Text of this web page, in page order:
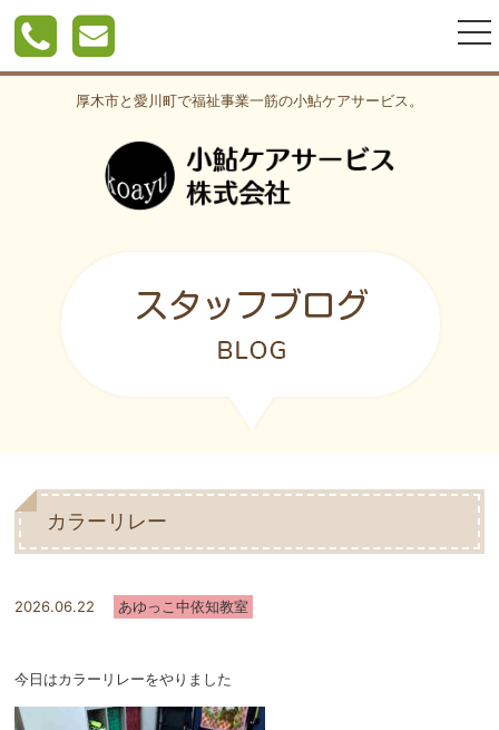
厚木市と愛川町で福祉事業一筋の小鮎ケアサービス。
カラーリレー
2026.06.22 あゆっこ中依知教室
今日はカラーリレーをやりました